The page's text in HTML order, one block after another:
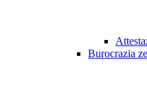
Burocrazia